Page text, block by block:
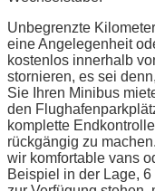
Unbegrenzte
eine Angelegenheit
kostenlos innerhalb
stornieren, es sei
Sie Ihren Minibus
den
komplette
rückgängig zu
wir komfortable vans
Beispiel in der Lage,